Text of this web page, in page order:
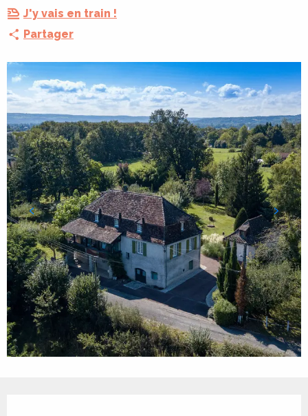
J'y vais en train !
Partager